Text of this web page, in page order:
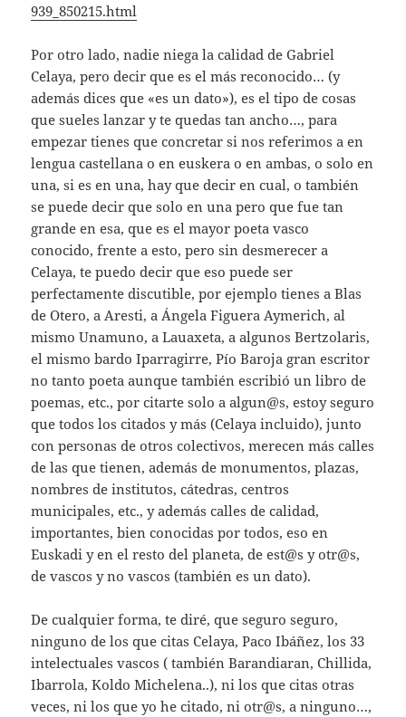
939_850215.html
Por otro lado, nadie niega la calidad de Gabriel
Celaya, pero decir que es el más reconocido… (y
además dices que «es un dato»), es el tipo de cosas
que sueles lanzar y te quedas tan ancho…, para
empezar tienes que concretar si nos referimos a en
lengua castellana o en euskera o en ambas, o solo en
una, si es en una, hay que decir en cual, o también
se puede decir que solo en una pero que fue tan
grande en esa, que es el mayor poeta vasco
conocido, frente a esto, pero sin desmerecer a
Celaya, te puedo decir que eso puede ser
perfectamente discutible, por ejemplo tienes a Blas
de Otero, a Aresti, a Ángela Figuera Aymerich, al
mismo Unamuno, a Lauaxeta, a algunos Bertzolaris,
el mismo bardo Iparragirre, Pío Baroja gran escritor
no tanto poeta aunque también escribió un libro de
poemas, etc., por citarte solo a algun@s, estoy seguro
que todos los citados y más (Celaya incluido), junto
con personas de otros colectivos, merecen más calles
de las que tienen, además de monumentos, plazas,
nombres de institutos, cátedras, centros
municipales, etc., y además calles de calidad,
importantes, bien conocidas por todos, eso en
Euskadi y en el resto del planeta, de est@s y otr@s,
de vascos y no vascos (también es un dato).
De cualquier forma, te diré, que seguro seguro,
ninguno de los que citas Celaya, Paco Ibáñez, los 33
intelectuales vascos ( también Barandiaran, Chillida,
Ibarrola, Koldo Michelena..), ni los que citas otras
veces, ni los que yo he citado, ni otr@s, a ninguno…,